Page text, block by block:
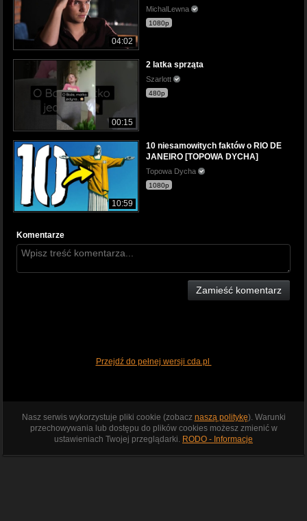
04:02
MichalLewna
1080p
00:15
2 latka sprząta
Szarlott
480p
10:59
10 niesamowitych faktów o RIO DE
JANEIRO [TOPOWA DYCHA]
Topowa Dycha
1080p
Komentarze
Zamieść komentarz
Przejdź do pełnej wersji cda.pl
Nasz serwis wykorzystuje pliki cookie (zobacz naszą politykę). Warunki
przechowywania lub dostępu do plików cookies możesz zmienić w
ustawieniach Twojej przeglądarki. RODO - Informacje